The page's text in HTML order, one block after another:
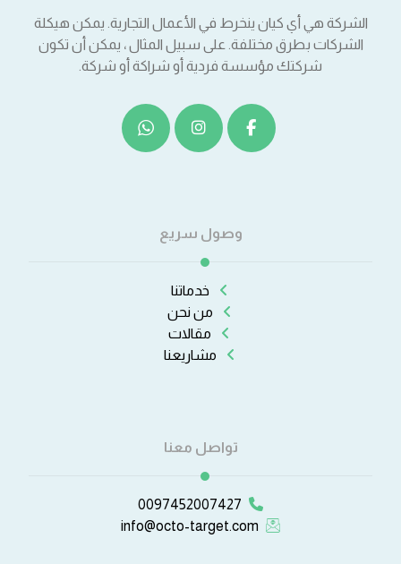
الشركة هي أي كيان ينخرط في الأعمال التجارية. يمكن هيكلة
الشركات بطرق مختلفة. على سبيل المثال ، يمكن أن تكون
شركتك مؤسسة فردية أو شراكة أو شركة.
وصول سريع
خدماتنا
من نحن
مقالات
مشاريعنا
تواصل معنا
0097452007427
info@octo-target.com